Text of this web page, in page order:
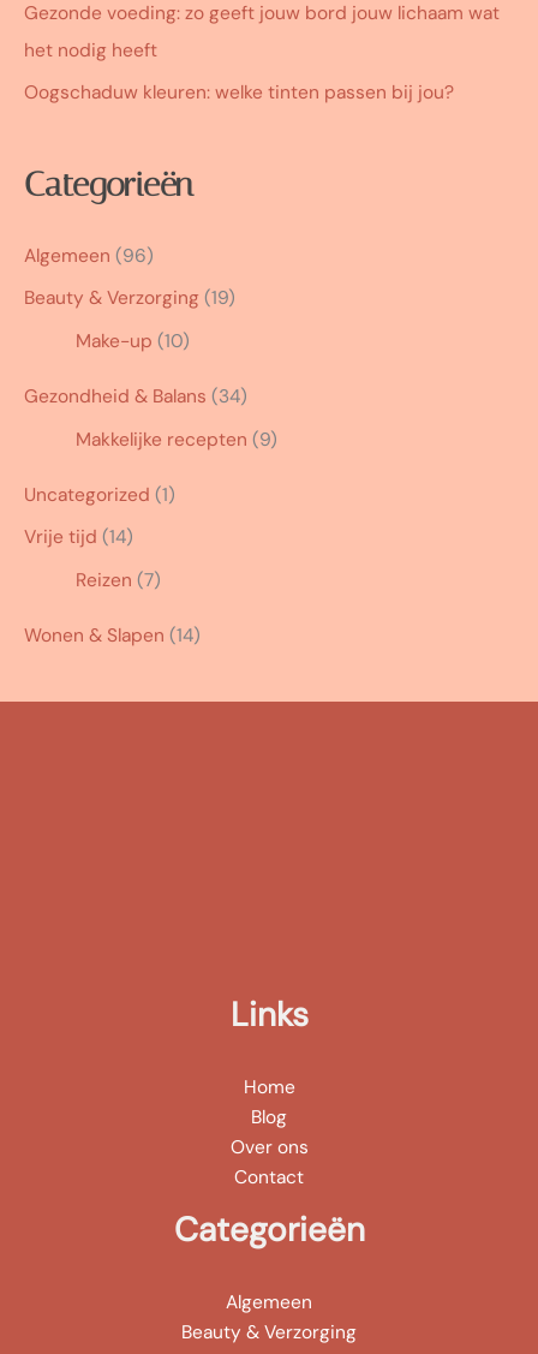
Gezonde voeding: zo geeft jouw bord jouw lichaam wat
het nodig heeft
Oogschaduw kleuren: welke tinten passen bij jou?
Categorieën
Algemeen (96)
Beauty & Verzorging (19)
Make-up (10)
Gezondheid & Balans (34)
Makkelijke recepten (9)
Uncategorized (1)
Vrije tijd (14)
Reizen (7)
Wonen & Slapen (14)
Links
Home
Blog
Over ons
Contact
Categorieën
Algemeen
Beauty & Verzorging